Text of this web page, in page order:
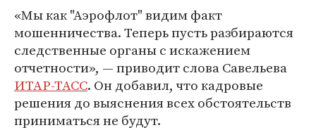
«Мы как "Аэрофлот" видим факт
мошенничества. Теперь пусть разбираются
следственные органы с искажением
отчетности», — приводит слова Савельева
ИТАР-ТАСС. Он добавил, что кадровые
решения до выяснения всех обстоятельств
приниматься не будут.